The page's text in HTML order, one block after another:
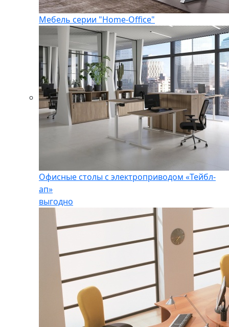
Мебель серии "Home-Office"
Офисные столы с электроприводом «Тейбл-
ап»
выгодно